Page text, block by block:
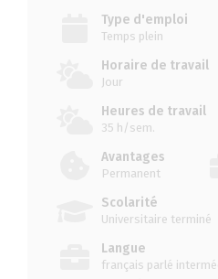
Type d'emploi
Temps plein
Horaire de travail
Jour
Heures de travail
35 h/sem.
Avantages
Permanent
Scolarité
Universitaire terminé
Langue
français parlé